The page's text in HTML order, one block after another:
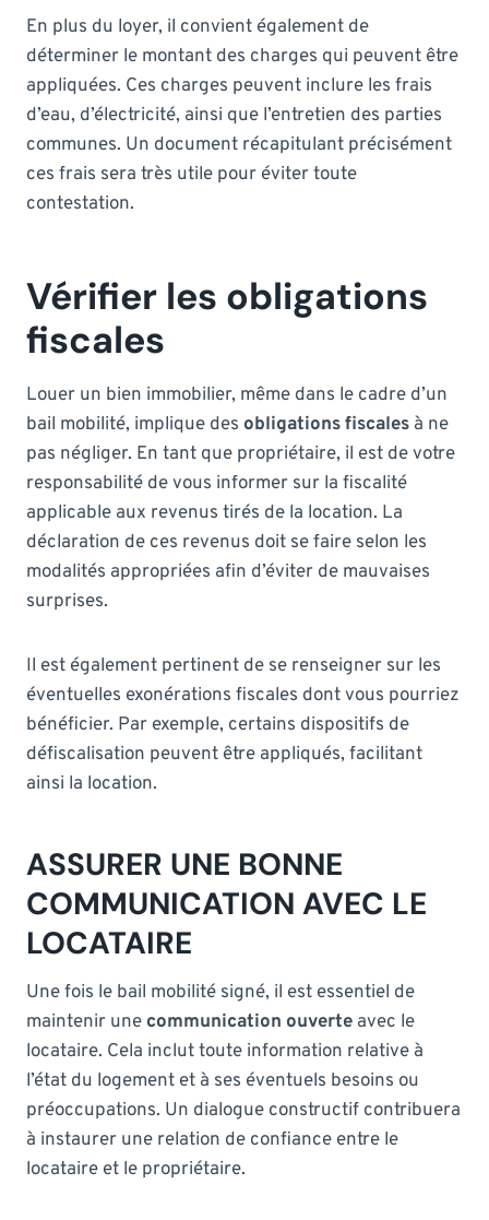
En plus du loyer, il convient également de
déterminer le montant des charges qui peuvent être
appliquées. Ces charges peuvent inclure les frais
d’eau, d’électricité, ainsi que l’entretien des parties
communes. Un document récapitulant précisément
ces frais sera très utile pour éviter toute
contestation.
Vérifier les obligations
fiscales
Louer un bien immobilier, même dans le cadre d’un
bail mobilité, implique des obligations fiscales à ne
pas négliger. En tant que propriétaire, il est de votre
responsabilité de vous informer sur la fiscalité
applicable aux revenus tirés de la location. La
déclaration de ces revenus doit se faire selon les
modalités appropriées afin d’éviter de mauvaises
surprises.
Il est également pertinent de se renseigner sur les
éventuelles exonérations fiscales dont vous pourriez
bénéficier. Par exemple, certains dispositifs de
défiscalisation peuvent être appliqués, facilitant
ainsi la location.
ASSURER UNE BONNE
COMMUNICATION AVEC LE
LOCATAIRE
Une fois le bail mobilité signé, il est essentiel de
maintenir une communication ouverte avec le
locataire. Cela inclut toute information relative à
l’état du logement et à ses éventuels besoins ou
préoccupations. Un dialogue constructif contribuera
à instaurer une relation de confiance entre le
locataire et le propriétaire.